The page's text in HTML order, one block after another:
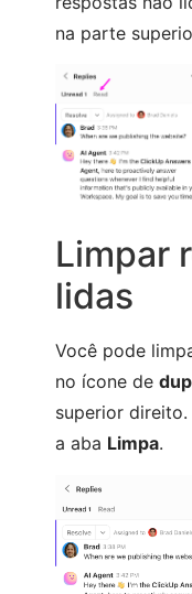
na parte
Limpar
lidas
Você pode
no ícone de
superior direito.
a aba Limpa.